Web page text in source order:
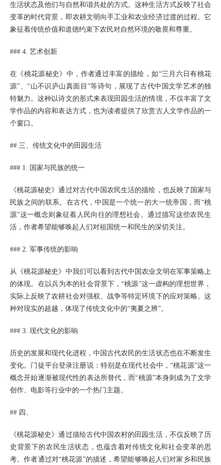
生活状态及他们与自然和谐共处的方式。这种生活方式反映了社会
变革的时代背景，即农耕文明向手工业和农业经济过渡的过程。它
象征着传统价值和道德约束下农民对自然环境的敬畏和尊重。
### 4. 艺术创新
在《桃花源秘史》中，作者通过丰富的描绘，如“三月六日有桃花
源”、“山不识庐山真面目”等诗句，展现了古代中国文学艺术的独
特魅力。这种以诗文的形式来表现田园生活的情境，不仅丰富了文
学作品的内容和表达方式，也为读者提供了欣赏古人文学作品的一
个窗口。
## 三、传统文化中的田园生活
### 1. 国家与民族的统一
《桃花源秘史》通过对古代中国农民生活的描绘，也反映了国家与
民族之间的联系。在古代，中国是一个统一的大一统帝国，而“桃
源”这一概念则象征着人民向往的理想社会。通过描写这些农民生
活，作者希望能够唤起人们对祖国统一和民生的深切关注。
### 2. 军事传统的影响
从《桃花源秘史》中我们可以看到古代中国农业文明在军事策略上
的体现。在以兵为本的社会背景下，“桃源”这一虚构的理想世界，
实际上反映了农耕社会对强权、战争等特定环境下的应对策略。这
种对现实的超越，体现了传统文化中的“夷夏之辨”。
### 3. 现代文化的影响
历史的发展和现代化进程，中国古代农民的生活状态也在不断发生
变化。门徒平台登录注册说：特别是在现代社会中，“桃花源”这一
概念开始逐渐被现代性的表达所替代，而“桃源”本身则成为了文学
创作、电影等行业中的一个热门主题。
## 四、
《桃花源秘史》通过描绘古代中国农村的田园生活，不仅反映了历
史背景下的农民生活状态，也蕴含着对传统文化和社会变革的思
考。作者通过对“桃花源”的描述，希望能够唤起人们对家乡和民族